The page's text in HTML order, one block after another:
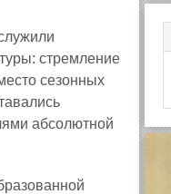
стремление
сезонных
абсолютной